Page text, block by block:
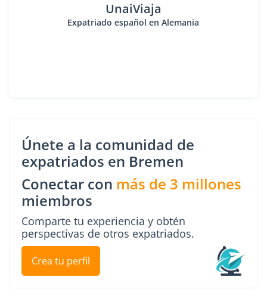
UnaiViaja
Expatriado español en Alemania
Únete a la comunidad de
expatriados en Bremen
Conectar con más de 3 millones
miembros
Comparte tu experiencia y obtén
perspectivas de otros expatriados.
Crea tu perfil